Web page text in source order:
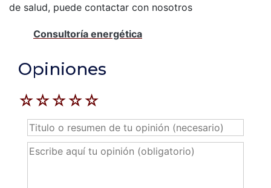
de salud, puede contactar con nosotros
Consultoría energética
Opiniones
☆☆☆☆☆